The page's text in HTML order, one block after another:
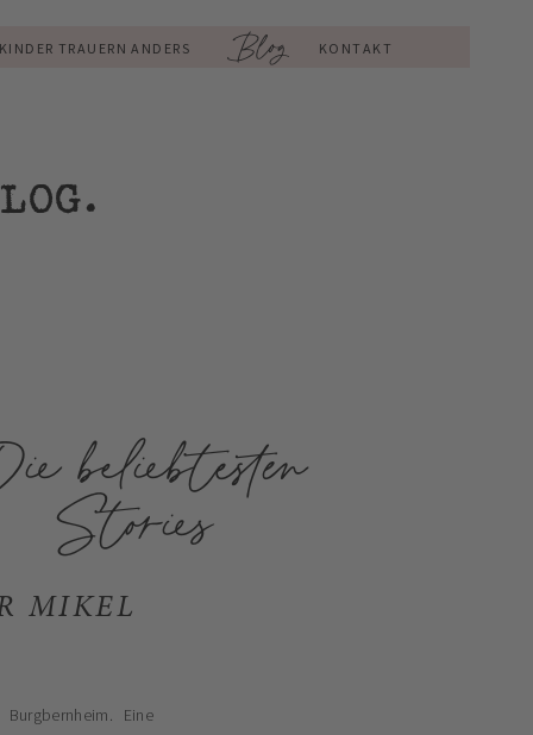
Blog KONTAKT
KINDER TRAUERN ANDERS
MIKEL
Eine
beliebtesten
Stories